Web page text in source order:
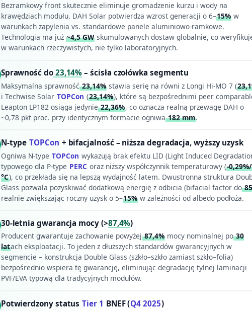
Bezramkowy front skutecznie eliminuje gromadzenie kurzu i wody na
krawędziach modułu. DAH Solar potwierdza wzrost generacji o 6–15%w
warunkach zapylenia vs. standardowe panele aluminiowo-ramkowe.
Technologia ma już ~4,5 GWskumulowanych dostaw globalnie, co
w warunkach rzeczywistych, nie tylko laboratoryjnych.
Sprawność do23,14% – ścisła czołówka segmentu
Maksymalna sprawność23,14%stawia serię na równi z Longi Hi-MO 7 (
i Techwise Solar TOPCon (23,14%), które są bezpośrednimi peer
Leapton LP182 osiąga jedynie22,36%, co oznacza realną przewagę DAH o
~0,78 pkt proc. przy identycznym formacie ogniwa182 mm.
N-type TOPCon + bifacjalność – niższa degradacja, wyższy uzysk
Ogniwa N-type TOPCon wykazują brak efektu LID (Light Induced
typowego dla P-type PERC oraz niższy współczynnik temperaturowy (-0,29%/
°C), co przekłada się na lepszą wydajność latem. Dwustronna struktura
Glass pozwala pozyskiwać dodatkową energię z odbicia (bifacial factor do
realnie zwiększając roczny uzysk o 5–15%w zależności od albedo podłoża.
30-letnia gwarancja mocy (>87,4%)
Producent gwarantuje zachowanie powyżej87,4%mocy nominalnej po30
latach eksploatacji. To jeden z dłuższych standardów gwarancyjnych w
segmencie – konstrukcja Double Glass (szkło–szkło zamiast szkło–folia)
bezpośrednio wspiera tę gwarancję, eliminując degradację tylnej laminacji
PVF/EVA typową dla tradycyjnych modułów.
Potwierdzony status Tier 1 BNEF (Q4 2025)